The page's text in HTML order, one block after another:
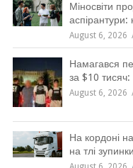
Міносвіти
аспірантури:
August 6, 2026
Намагався
за $10 тисяч:
August 6, 2026
На кордоні
на тлі